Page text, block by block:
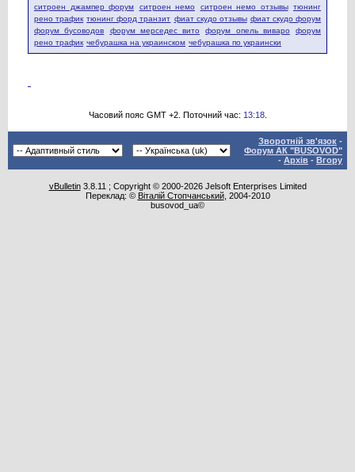
ситроен джампер форум
ситроен немо ситроен немо отзывы тюнинг
рено трафик тюнинг форд транзит фиат скудо отзывы фиат скудо форум
форум бусоводов
форум мерседес вито форум опель виваро
форум
рено трафик чебурашка на украинском чебурашка по украински
Часовий пояс GMT +2. Поточний час: 13:18.
Зворотній зв'язок -
Форум АК "BUSOVOD"
- Архів - Вгору
vBulletin3.8.11 ; Copyright © 2000-2026 Jelsoft Enterprises Limited
Переклад: © Віталій Стопчанський, 2004-2010
busovod_ua©